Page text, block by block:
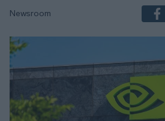
Newsroom